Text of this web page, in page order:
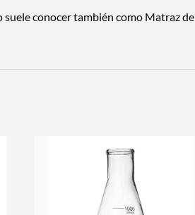
conocer también como Matraz de